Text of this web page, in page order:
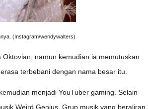
(Instagram/wendywalters)
namun kemudian ia memutuskan
terbebani dengan nama besar itu.
menjadi YouTuber gaming. Selain
Weird Genius. Grup musik yang beraliran